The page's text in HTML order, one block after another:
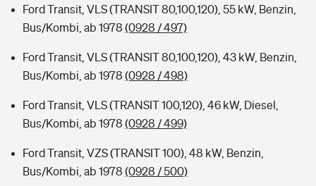
Ford Transit, VLS (TRANSIT 80,100,120), 55 kW, Benzin,
Bus/Kombi, ab 1978 (0928 / 497)
Ford Transit, VLS (TRANSIT 80,100,120), 43 kW, Benzin,
Bus/Kombi, ab 1978 (0928 / 498)
Ford Transit, VLS (TRANSIT 100,120), 46 kW, Diesel,
Bus/Kombi, ab 1978 (0928 / 499)
Ford Transit, VZS (TRANSIT 100), 48 kW, Benzin,
Bus/Kombi, ab 1978 (0928 / 500)